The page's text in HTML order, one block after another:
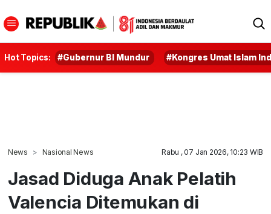
Hot Topics: #Gubernur BI Mundur #Kongres Umat Islam
News Nasional News Rabu , 07 Jan 2026, 10:23 WIB
Jasad Diduga Anak Pelatih
Valencia Ditemukan di